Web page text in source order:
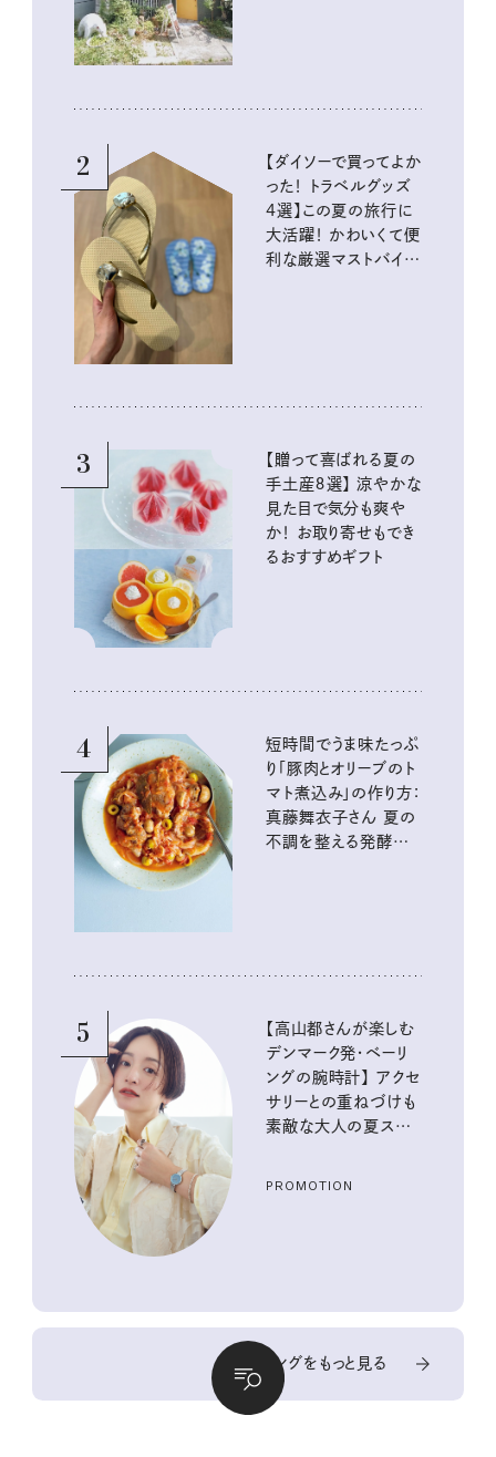
2
【ダイソーで買ってよか
った！ トラベルグッズ
4選】この夏の旅行に
大活躍！ かわいくて便
利な厳選マストバイア
3
【贈って喜ばれる夏の
手土産８選】 涼やかな
見た目で気分も爽や
か！ お取り寄せもでき
るおすすめギフト
4
短時間でうま味たっぷ
り「豚肉とオリーブのト
マト煮込み」の作り方：
真藤舞衣子さん 夏の
不調を整える発酵レ
5
【高山都さんが楽しむ
デンマーク発・ベーリ
ングの腕時計】 アクセ
サリーとの重ねづけも
素敵な大人の夏スタイ
PROMOTION
ランキングをもっと見る